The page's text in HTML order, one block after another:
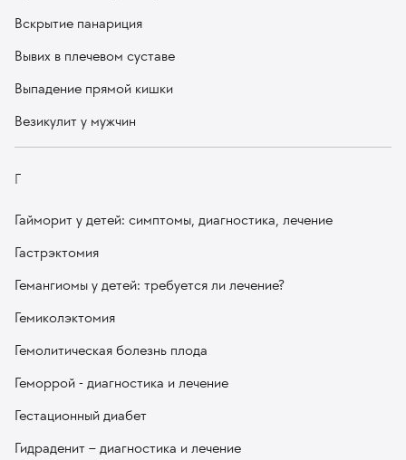
Вскрытие панариция
Вывих в плечевом суставе
Выпадение прямой кишки
Везикулит у мужчин
Г
Гайморит у детей: симптомы, диагностика, лечение
Гастрэктомия
Гемангиомы у детей: требуется ли лечение?
Гемиколэктомия
Гемолитическая болезнь плода
Геморрой - диагностика и лечение
Гестационный диабет
Гидраденит – диагностика и лечение